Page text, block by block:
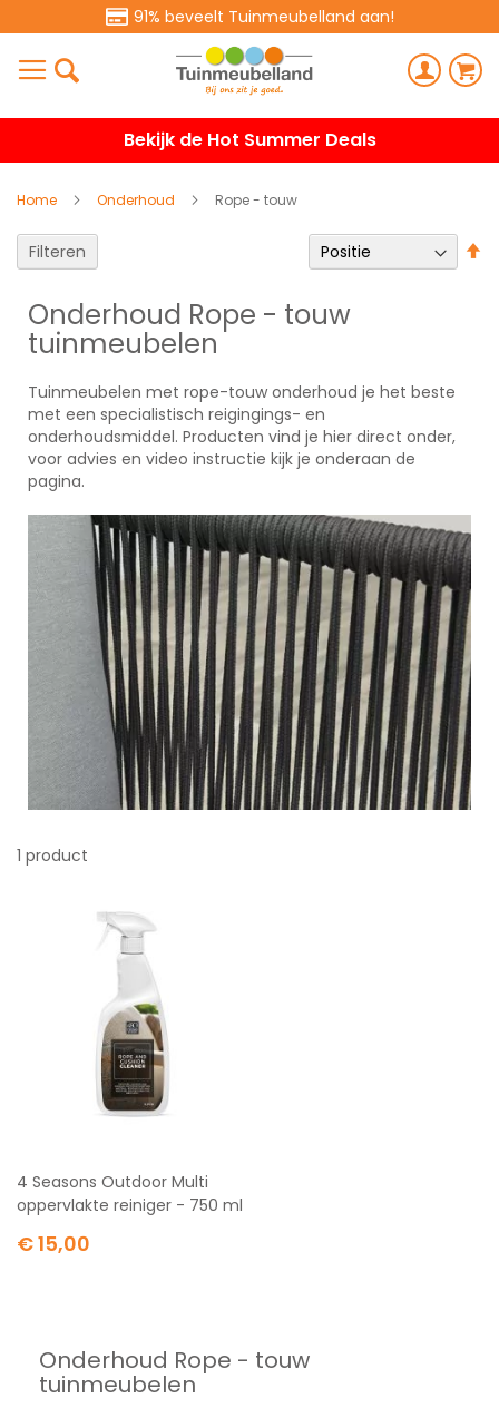
91% beveelt Tuinmeubelland aan!
Bekijk de Hot Summer Deals
Home Onderhoud Rope - touw
Onderhoud Rope - touw
tuinmeubelen
Tuinmeubelen met rope-touw onderhoud je het beste
met een specialistisch reigingings- en
onderhoudsmiddel. Producten vind je hier direct onder,
voor advies en video instructie kijk je onderaan de
pagina.
1 product
4 Seasons Outdoor Multi
oppervlakte reiniger - 750 ml
€ 15,00
Onderhoud Rope - touw
tuinmeubelen
Filteren